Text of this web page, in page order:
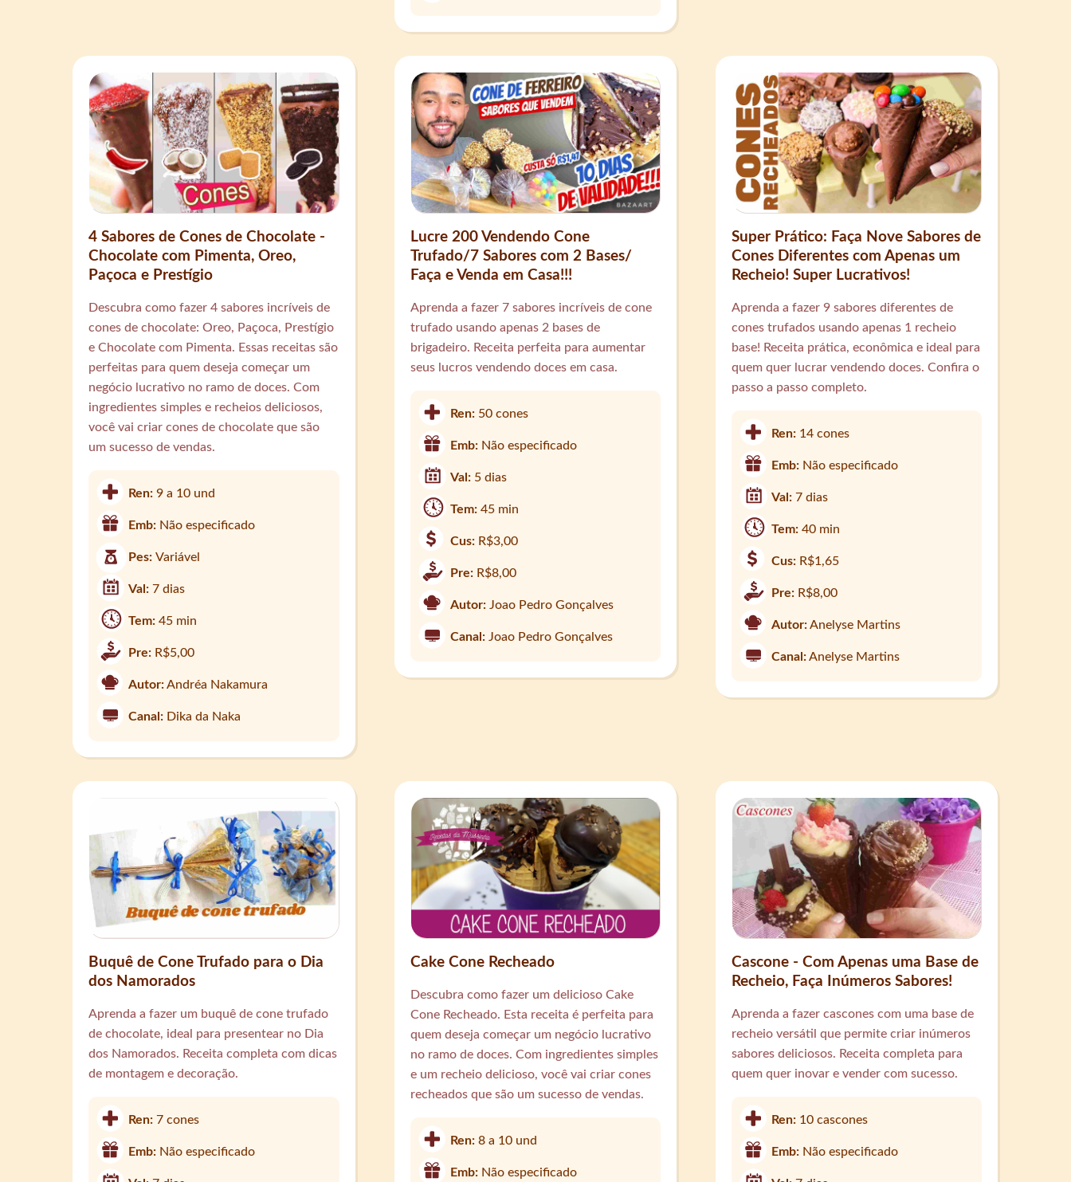
4 Sabores de Cones de Chocolate -
Chocolate com Pimenta, Oreo,
Paçoca e Prestígio
Descubra como fazer 4 sabores incríveis de
cones de chocolate: Oreo, Paçoca, Prestígio
e Chocolate com Pimenta. Essas receitas são
perfeitas para quem deseja começar um
negócio lucrativo no ramo de doces. Com
ingredientes simples e recheios deliciosos,
você vai criar cones de chocolate que são
um sucesso de vendas.
Ren:9 a 10 und
Emb: Não especificado
Pes:Variável
Val:7 dias
Tem:45 min
Pre: R$5,00
Autor:Andréa Nakamura
Canal: Dika da Naka
Lucre 200 Vendendo Cone
Trufado/7 Sabores com 2 Bases/
Faça e Venda em Casa!!!
Aprenda a fazer 7 sabores incríveis de cone
trufado usando apenas 2 bases de
brigadeiro. Receita perfeita para aumentar
seus lucros vendendo doces em casa.
Ren: 50 cones
Emb: Não especificado
Val: 5 dias
Tem: 45 min
Cus: R$3,00
Pre: R$8,00
Autor:Joao Pedro Gonçalves
Canal:Joao Pedro Gonçalves
Super Prático: Faça Nove Sabores de
Cones Diferentes com Apenas um
Recheio! Super Lucrativos!
Aprenda a fazer 9 sabores diferentes de
cones trufados usando apenas 1 recheio
base! Receita prática, econômica e ideal para
quem quer lucrar vendendo doces. Confira o
passo a passo completo.
Ren: 14 cones
Emb: Não especificado
Val: 7 dias
Tem: 40 min
Cus: R$1,65
Pre: R$8,00
Autor:Anelyse Martins
Canal:Anelyse Martins
Buquê de Cone Trufado para o Dia
dos Namorados
Aprenda a fazer um buquê de cone trufado
de chocolate, ideal para presentear no Dia
dos Namorados. Receita completa com dicas
de montagem e decoração.
Ren:7 cones
Emb: Não especificado
Cake Cone Recheado
Descubra como fazer um delicioso Cake
Cone Recheado. Esta receita é perfeita para
quem deseja começar um negócio lucrativo
no ramo de doces. Com ingredientes simples
e um recheio delicioso, você vai criar cones
recheados que são um sucesso de vendas.
Ren: 8 a 10 und
Emb: Não especificado
Cascone - Com Apenas uma Base de
Recheio, Faça Inúmeros Sabores!
Aprenda a fazer cascones com uma base de
recheio versátil que permite criar inúmeros
sabores deliciosos. Receita completa para
quem quer inovar e vender com sucesso.
Ren: 10 cascones
Emb: Não especificado